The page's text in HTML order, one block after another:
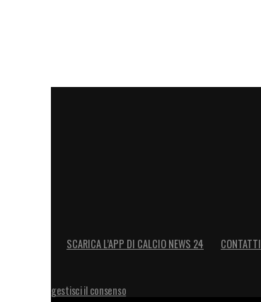
SCARICA L’APP DI CALCIO NEWS 24 CONTATTI
gestisci il consenso